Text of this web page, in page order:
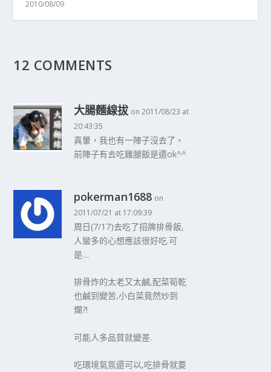
2010/08/09
12 COMMENTS
大腸麵線拔 on 2011/08/23 at
20:43:35
真暈，我也有一陣子沒去了。
前陣子有去吃雞腿飯是還ok^^
pokerman1688 on
2011/07/21 at 17:09:39
周日(7/17)去吃了招牌排骨飯,
人蠻多的心想應該很好吃.可
是…
排骨炸的太老又太鹹,配菜筍乾
也鹹到變苦,小白菜竟然炒到
爛?!
可能人多品質就變差.
吃環境氣氛還可以,吃排骨就要